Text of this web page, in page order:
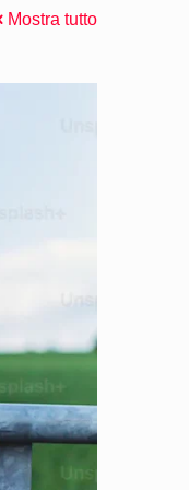
Mostra tutto